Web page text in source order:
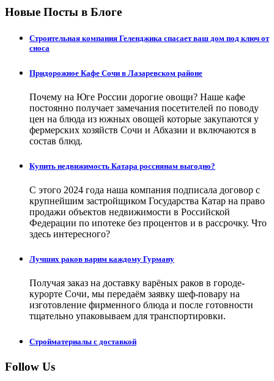
Новые Посты в Блоге
Строительная компания Геленджика спасает ваш дом под ключ от
сноса
Придорожное Кафе Сочи в Лазаревском районе
Почему на Юге России дорогие овощи? Наше кафе
постоянно получает замечания посетителей по поводу
цен на блюда из южных овощей которые закупаются у
фермерских хозяйств Сочи и Абхазии и включаются в
состав блюд.
Купить недвижимость Катара россиянам выгодно?
С этого 2024 года наша компания подписала договор с
крупнейшим застройщиком Государства Катар на право
продажи объектов недвижимости в Российской
Федерации по ипотеке без процентов и в рассрочку. Что
здесь интересного?
Лучших раков варим каждому Гурману
Получая заказ на доставку варёных раков в городе-
курорте Сочи, мы передаём заявку шеф-повару на
изготовление фирменного блюда и после готовности
тщательно упаковываем для транспортировки.
Стройматериалы с доставкой
Follow Us